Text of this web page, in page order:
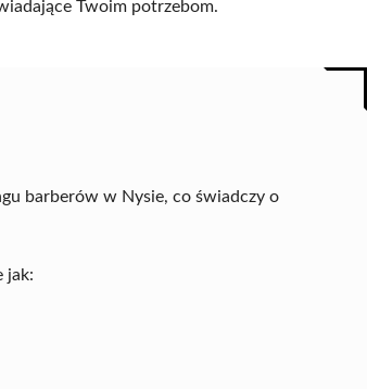
Twoim potrzebom.
barberów w Nysie, co świadczy o
jak: